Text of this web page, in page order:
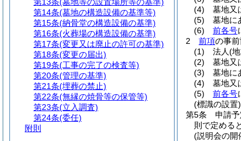
(4)
墓地又
(5)
墓地に
(6)
前各号
2
前項の事
(1)
法人(
(2)
墓地又
(3)
墓地に
(4)
墓地又
(5)
前各号
(標識の設置)
第5条
申請
則で定める
(説明会の開
第14条(墓地の構造設備の基準等)
第15条(納骨堂の構造設備の基準)
第16条(火葬場の構造設備の基準)
第17条(変更又は廃止の許可の基準)
第18条(変更の届出)
第19条(工事の完了の検査等)
第20条(管理の基準)
第21条(埋葬の禁止)
第22条(無縁の焼骨等の保管等)
第23条(立入調査)
第24条(委任)
附則